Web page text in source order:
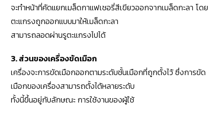
จะทำหน้าที่คัดแยกเมล็ดกาแฟเชอรี่สีเขียวออกจากเมล็ดกะลา โดย
ตะแกรงถูกออกแบบมาให้เมล็ดกะลา
สามารถลอดผ่านรูตะแกรงไปได้
3. ส่วนของเครื่องขัดเมือก
เครื่องจะการขัดเมือกออกตามระดับชั้นเมือกที่ถูกตั้งไว้ ซึ่งการขัด
เมือกของเครื่องสามารถตั้งได้หลายระดับ
ทั้งนี้ขึ้นอยู่กับลักษณะ การใช้งานของผู้ใช้